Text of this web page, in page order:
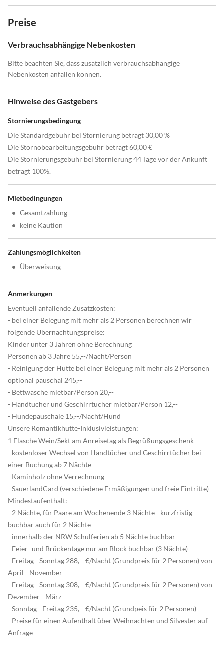
Preise
Verbrauchsabhängige Nebenkosten
Bitte beachten Sie, dass zusätzlich verbrauchsabhängige
Nebenkosten anfallen können.
Hinweise des Gastgebers
Stornierungsbedingung
Die Standardgebühr bei Stornierung beträgt 30,00 %
Die Stornobearbeitungsgebühr beträgt 60,00 €
Die Stornierungsgebühr bei Stornierung 44 Tage vor der Ankunft
beträgt 100%.
Mietbedingungen
• Gesamtzahlung
• keine Kaution
Zahlungsmöglichkeiten
• Überweisung
Anmerkungen
Eventuell anfallende Zusatzkosten:
- bei einer Belegung mit mehr als 2 Personen berechnen wir
folgende Übernachtungspreise:
Kinder unter 3 Jahren ohne Berechnung
Personen ab 3 Jahre 55,--/Nacht/Person
- Reinigung der Hütte bei einer Belegung mit mehr als 2 Personen
optional pauschal 245,--
- Bettwäsche mietbar/Person 20,--
- Handtücher und Geschirrtücher mietbar/Person 12,--
- Hundepauschale 15,--/Nacht/Hund
Unsere Romantikhütte-Inklusivleistungen:
1 Flasche Wein/Sekt am Anreisetag als Begrüßungsgeschenk
- kostenloser Wechsel von Handtücher und Geschirrtücher bei
einer Buchung ab 7 Nächte
- Kaminholz ohne Verrechnung
- SauerlandCard (verschiedene Ermäßigungen und freie Eintritte)
Mindestaufenthalt:
- 2 Nächte, für Paare am Wochenende 3 Nächte - kurzfristig
buchbar auch für 2 Nächte
- innerhalb der NRW Schulferien ab 5 Nächte buchbar
- Feier- und Brückentage nur am Block buchbar (3 Nächte)
- Freitag - Sonntag 288,-- €/Nacht (Grundpreis für 2 Personen) von
April - November
- Freitag - Sonntag 308,-- €/Nacht (Grundpreis für 2 Personen) von
Dezember - März
- Sonntag - Freitag 235,-- €/Nacht (Grundpeis für 2 Personen)
- Preise für einen Aufenthalt über Weihnachten und Silvester auf
Anfrage